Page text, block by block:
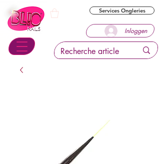
Inloggen
Services Ongleries